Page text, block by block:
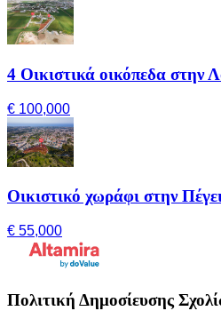
4 Οικιστικά οικόπεδα στην
€ 100,000
Οικιστικό χωράφι στην
€ 55,000
Πολιτική Δημοσίευσης